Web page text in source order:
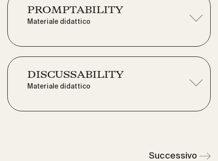
PROMPTABILITY
Materiale didattico
DISCUSSABILITY
Materiale didattico
Successivo